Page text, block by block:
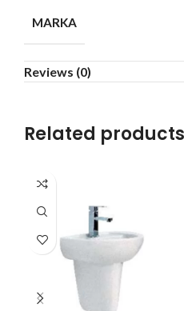
MARKA
Reviews (0)
Related products